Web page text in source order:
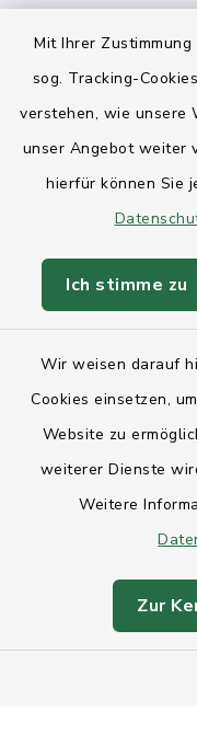
Mit Ihrer
sog. Tracking-
verstehen, wie unsere
unser Angebot weiter
hierfür können Sie
Ich stimme zu
Wir weisen darauf
Cookies einsetzen,
Website zu
weiterer Dienste
Weitere
Zur
Ihre
AktivRegion